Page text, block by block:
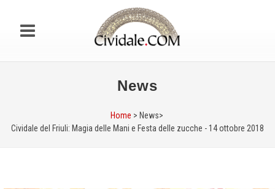
News
Home > News>
Cividale del Friuli: Magia delle Mani e Festa delle zucche - 14 ottobre 2018